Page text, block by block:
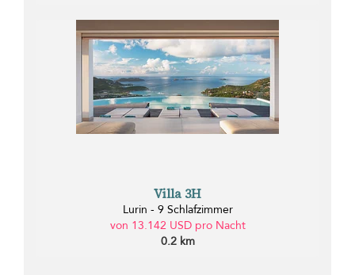
Villa 3H
Lurin - 9 Schlafzimmer
von 13.142 USD pro Nacht
0.2 km